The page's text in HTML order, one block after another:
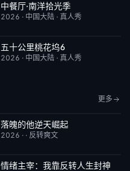
更新至第8期
中餐厅·南洋拾光季
2026 · 中国大陆 · 真人秀
昨日更新
五十公里桃花坞6
2026 · 中国大陆 · 真人秀
更多
已完结
落魄的他逆天崛起
2026 · · 反转爽文
已完结 7.0
情绪主宰：我靠反转人生封神